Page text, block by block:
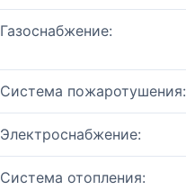
Газоснабжение:
Система пожаротушения:
Электроснабжение:
Система отопления: